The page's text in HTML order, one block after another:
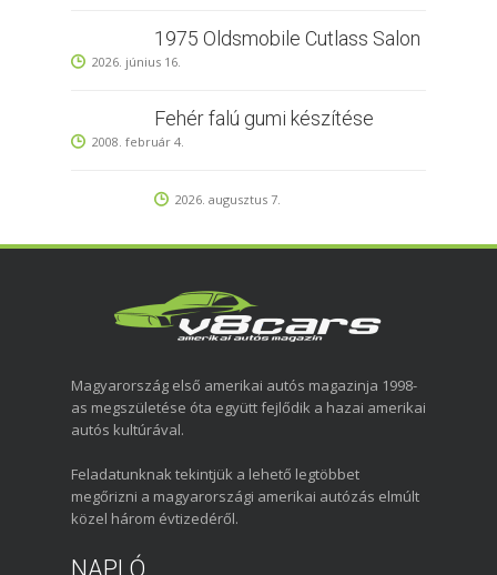
1975 Oldsmobile Cutlass Salon
2026. június 16.
Fehér falú gumi készítése
2008. február 4.
2026. augusztus 7.
Magyarország első amerikai autós magazinja 1998-
as megszületése óta együtt fejlődik a hazai amerikai
autós kultúrával.
Feladatunknak tekintjük a lehető legtöbbet
megőrizni a magyarországi amerikai autózás elmúlt
közel három évtizedéről.
NAPLÓ